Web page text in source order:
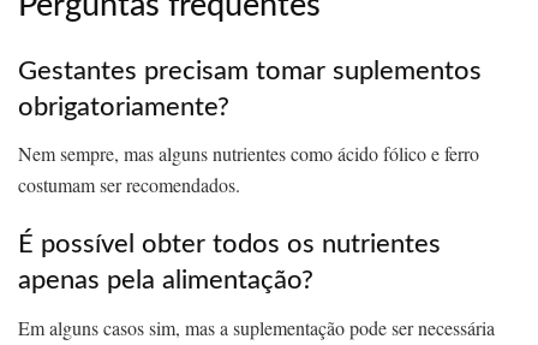
Gestantes precisam tomar suplementos
obrigatoriamente?
Nem sempre, mas alguns nutrientes como ácido fólico e ferro
costumam ser recomendados.
É possível obter todos os nutrientes
apenas pela alimentação?
Em alguns casos sim, mas a suplementação pode ser necessária